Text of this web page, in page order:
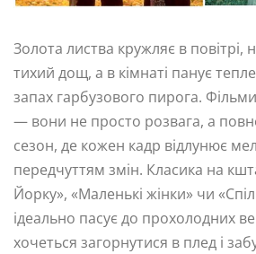
Золота листва кружляє в повітрі,
тихий дощ, а в кімнаті панує тепле
запах гарбузового пирога.
— вони не просто розвага, а
сезон, де кожен кадр відлунює
передчуттям змін. Класика на
Йорку», «Маленькі жінки» чи
ідеально пасує до прохолодних
хочеться загорнутися в плед і